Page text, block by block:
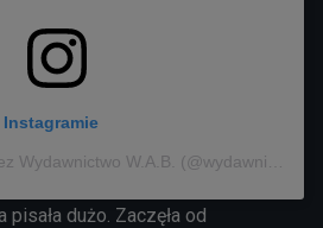
dużo. Zaczęła od